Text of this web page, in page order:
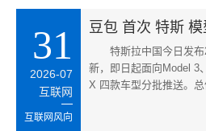
31
2026-07
互联网
互联网风向
豆包 首次 特斯
特斯拉中国今日发
新，即日起面向Model 3
X 四款车型分批推送。